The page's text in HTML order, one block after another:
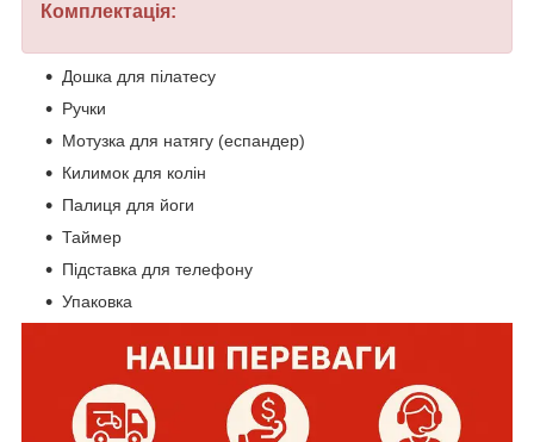
Комплектація:
Дошка для пілатесу
Ручки
Мотузка для натягу (еспандер)
Килимок для колін
Палиця для йоги
Таймер
Підставка для телефону
Упаковка